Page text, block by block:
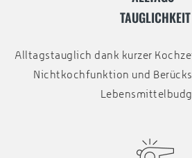
TAUGLICHKEIT
Alltagstauglich dank kurzer
Nichtkochfunktion und